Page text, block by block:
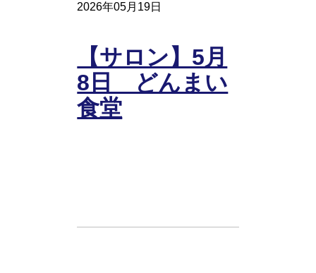
2026年05月19日
【サロン】5月
8日 どんまい
食堂